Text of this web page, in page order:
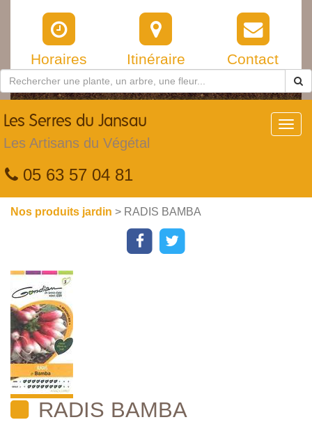
Horaires Itinéraire Contact
Les Serres du Jansau
Les Artisans du Végétal
05 63 57 04 81
Nos produits jardin > RADIS BAMBA
RADIS BAMBA